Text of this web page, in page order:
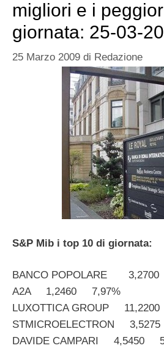
migliori e i
giornata: 25-03-
25 Marzo 2009 di Redazione
S&P Mib i top 10 di giornata:
BANCO POPOLARE
A2A 1,2460 7,97%
LUXOTTICA GROUP
STMICROELECTRON
DAVIDE CAMPARI 4,5450